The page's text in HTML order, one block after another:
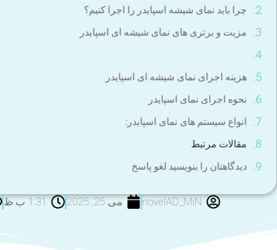
چرا باید نمای شیشه اسپایدر را اجرا کنیم؟
مزیت و برتری های نمای شیشه ای اسپایدر
هزینه اجرای نمای شیشه ای اسپایدر
نحوه اجرای نمای اسپایدر
انواع سیستم های نمای اسپایدر:
مقالات مرتبط
دیدگاهتان را بنویسید لغو پاسخ
novelAD_MiN می 25, 2025 1:31 ب.ظ